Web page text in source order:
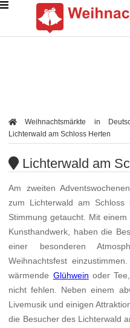
Weihnachtsmärkte in
Lichterwald am Schloss Herten
Lichterwald am
Am zweiten
zum Lichterwald am Schloss
Stimmung getaucht. Mit
Kunsthandwerk, haben die
einer besonderen
Weihnachtsfest
wärmende Glühwein oder
nicht fehlen. Neben einem
Livemusik und einigen
die Besucher des Lichterwald